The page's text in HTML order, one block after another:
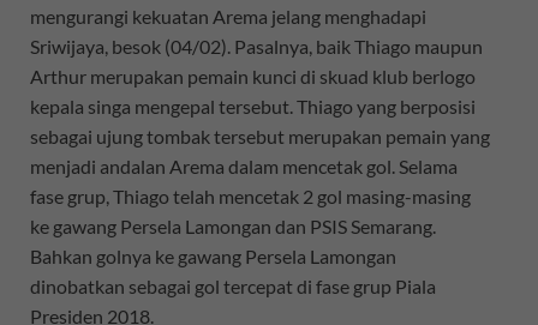
mengurangi kekuatan Arema jelang menghadapi
Sriwijaya, besok (04/02). Pasalnya, baik Thiago maupun
Arthur merupakan pemain kunci di skuad klub berlogo
kepala singa mengepal tersebut. Thiago yang berposisi
sebagai ujung tombak tersebut merupakan pemain yang
menjadi andalan Arema dalam mencetak gol. Selama
fase grup, Thiago telah mencetak 2 gol masing-masing
ke gawang Persela Lamongan dan PSIS Semarang.
Bahkan golnya ke gawang Persela Lamongan
dinobatkan sebagai gol tercepat di fase grup Piala
Presiden 2018.